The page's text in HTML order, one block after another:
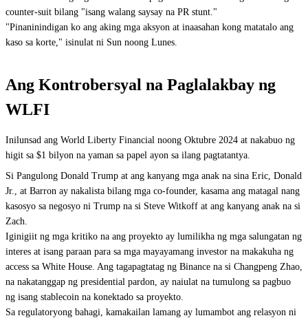
counter-suit bilang "isang walang saysay na PR stunt."
"Pinaninindigan ko ang aking mga aksyon at inaasahan kong matatalo ang
kaso sa korte," isinulat ni Sun noong Lunes.
Ang Kontrobersyal na Paglalakbay ng
WLFI
Inilunsad ang World Liberty Financial noong Oktubre 2024 at nakabuo ng
higit sa $1 bilyon na yaman sa papel ayon sa ilang pagtatantya.
Si Pangulong Donald Trump at ang kanyang mga anak na sina Eric, Donald
Jr., at Barron ay nakalista bilang mga co-founder, kasama ang matagal nang
kasosyo sa negosyo ni Trump na si Steve Witkoff at ang kanyang anak na si
Zach.
Iginigiit ng mga kritiko na ang proyekto ay lumilikha ng mga salungatan ng
interes at isang paraan para sa mga mayayamang investor na makakuha ng
access sa White House. Ang tagapagtatag ng Binance na si Changpeng Zhao,
na nakatanggap ng presidential pardon, ay naiulat na tumulong sa pagbuo
ng isang stablecoin na konektado sa proyekto.
Sa regulatoryong bahagi, kamakailan lamang ay lumambot ang relasyon ni